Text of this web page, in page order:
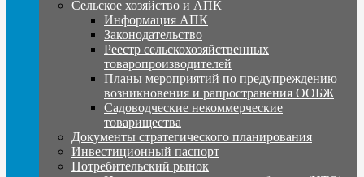
Сельское хозяйство и АПК
Информация АПК
Законодательство
Реестр сельскохозяйственных
товаропроизводителей
Планы мероприятий по предупреждению
возникновения и рапространения ООБЖ
Садоводческие некоммерческие
товарищества
Документы стратегического планирования
Инвестиционный паспорт
Потребительский рынок